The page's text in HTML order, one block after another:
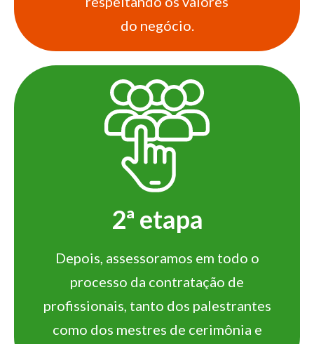
do negócio.
2ª etapa
Depois, assessoramos em todo o
processo da contratação de
profissionais, tanto dos palestrantes
como dos mestres de cerimônia e